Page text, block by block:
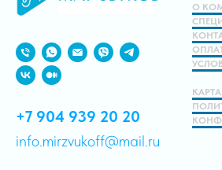
В корзину
+7 904 939 20 20
info.mirzvukoff@mail.ru
О